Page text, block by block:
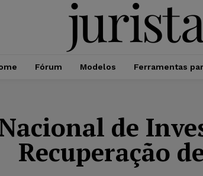
Fórum Modelos Ferramentas
de
Recuperação